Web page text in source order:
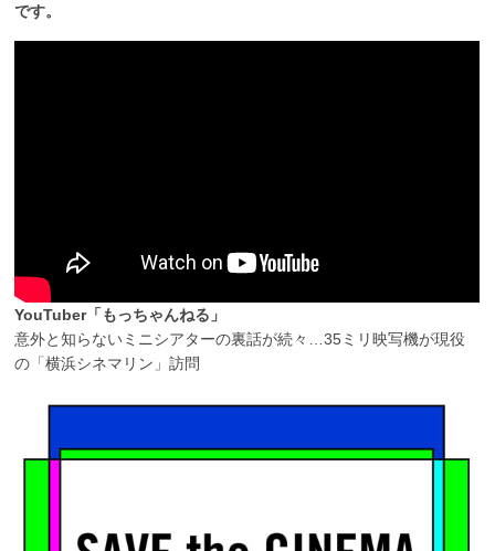
です。
YouTuber「もっちゃんねる」
意外と知らないミニシアターの裏話が続々…35ミリ映写機が現役
の「横浜シネマリン」訪問